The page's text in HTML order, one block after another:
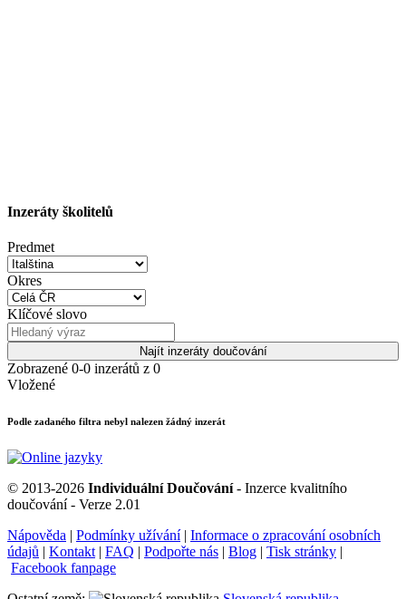
Inzeráty školitelů
Predmet
Okres
Klíčové slovo
Najít inzeráty doučování
Zobrazené 0-0 inzerátů z 0
Vložené
Podle zadaného filtra nebyl nalezen žádný inzerát
© 2013-2026 Individuální Doučování- Inzerce kvalitního
doučování - Verze 2.01
Nápověda | Podmínky užívání| Informace o zpracování osobních
údajů | Kontakt | FAQ | Podpořte nás | Blog | Tisk stránky |
Facebook fanpage